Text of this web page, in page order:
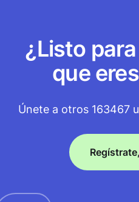
¿Listo
que
Únete a otros 163467